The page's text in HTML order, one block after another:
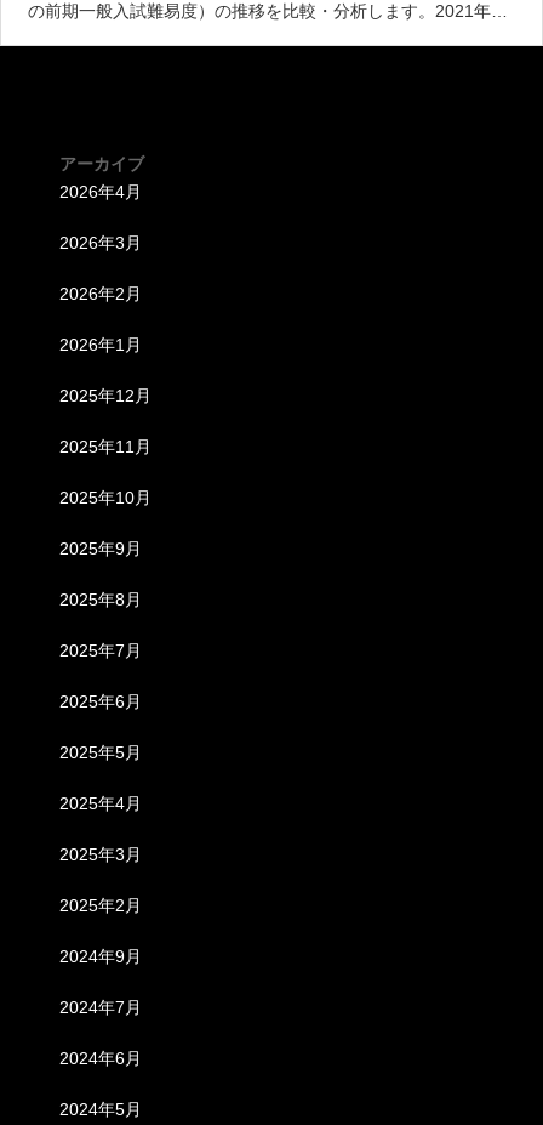
の前期一般入試難易度）の推移を比較・分析します。2021年度
から2025年度までの各大学の年度別学納金総額の変化を一覧表
アーカイブ
2026年4月
2026年3月
2026年2月
2026年1月
2025年12月
2025年11月
2025年10月
2025年9月
2025年8月
2025年7月
2025年6月
2025年5月
2025年4月
2025年3月
2025年2月
2024年9月
2024年7月
2024年6月
2024年5月